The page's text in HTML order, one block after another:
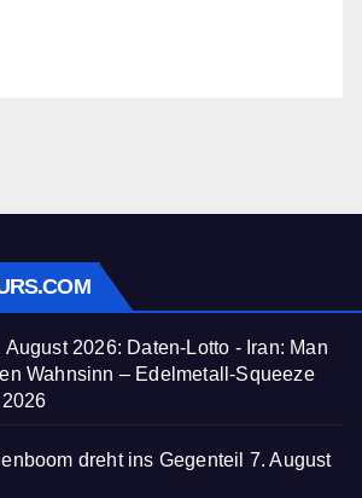
August 2026: Daten-Lotto - Iran: Man
Wahnsinn – Edelmetall-Squeeze
dreht ins Gegenteil 7. August